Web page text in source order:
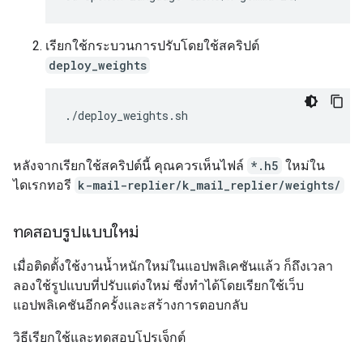
เรียกใช้กระบวนการปรับโดยใช้สคริปต์
deploy_weights
หลังจากเรียกใช้สคริปต์นี้ คุณควรเห็นไฟล์ *.h5 ใหม่ใน
ไดเรกทอรี k-mail-replier/k_mail_replier/weights/
ทดสอบรูปแบบใหม่
เมื่อติดตั้งใช้งานน้ำหนักใหม่ในแอปพลิเคชันแล้ว ก็ถึงเวลา
ลองใช้รูปแบบที่ปรับแต่งใหม่ ซึ่งทำได้โดยเรียกใช้เว็บ
แอปพลิเคชันอีกครั้งและสร้างการตอบกลับ
วิธีเรียกใช้และทดสอบโปรเจ็กต์